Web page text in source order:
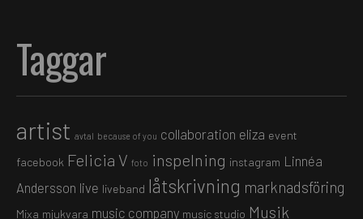
Taggar
artist avtal because of you collaboration eliza event
facebook Felicia V foto inspelning instagram Linnéa
Andersson live liveband låtskrivning marknadsföring
Mixa mjukvara music company music studio Musik